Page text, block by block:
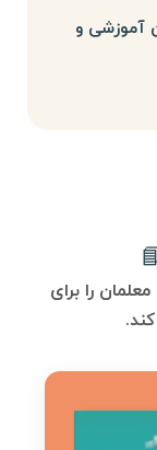
آموزشی و
را برای